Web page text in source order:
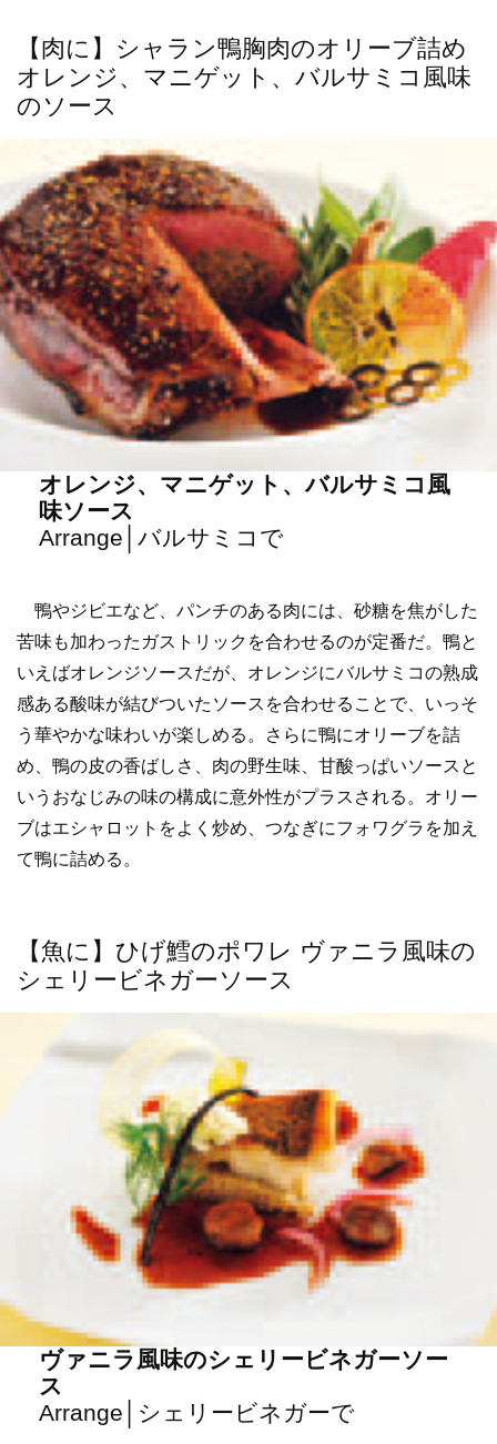
【肉に】シャラン鴨胸肉のオリーブ詰め
オレンジ、マニゲット、バルサミコ風味
のソース
オレンジ、マニゲット、バルサミコ風
味ソース
Arrange│バルサミコで
鴨やジビエなど、パンチのある肉には、砂糖を焦がした
苦味も加わったガストリックを合わせるのが定番だ。鴨と
いえばオレンジソースだが、オレンジにバルサミコの熟成
感ある酸味が結びついたソースを合わせることで、いっそ
う華やかな味わいが楽しめる。さらに鴨にオリーブを詰
め、鴨の皮の香ばしさ、肉の野生味、甘酸っぱいソースと
いうおなじみの味の構成に意外性がプラスされる。オリー
ブはエシャロットをよく炒め、つなぎにフォワグラを加え
て鴨に詰める。
【魚に】ひげ鱈のポワレ ヴァニラ風味の
シェリービネガーソース
ヴァニラ風味のシェリービネガーソー
ス
Arrange│シェリービネガーで